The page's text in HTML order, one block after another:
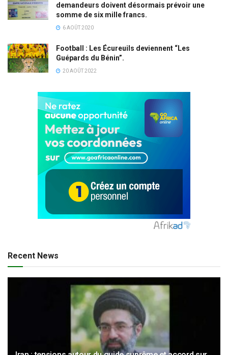
demandeurs doivent désormais prévoir une
somme de six mille francs.
6 AOÛT 2020
Football : Les Écureuils deviennent “Les
Guépards du Bénin”.
20 AOÛT 2022
Recent News